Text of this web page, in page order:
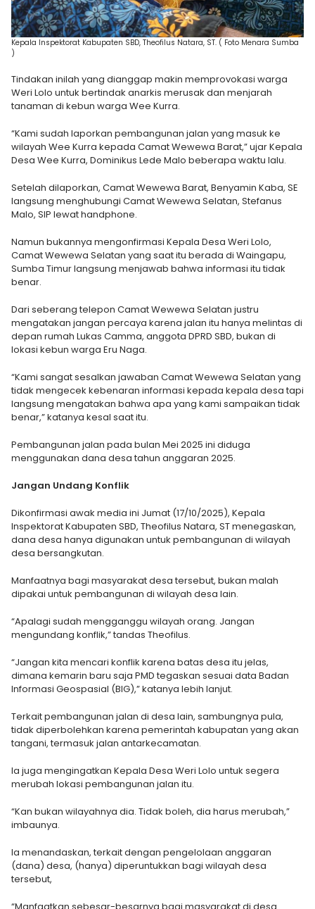
Kepala Inspektorat Kabupaten SBD, Theofilus Natara, ST. ( Foto Menara Sumba
)
Tindakan inilah yang dianggap makin memprovokasi warga
Weri Lolo untuk bertindak anarkis merusak dan menjarah
tanaman di kebun warga Wee Kurra.
“Kami sudah laporkan pembangunan jalan yang masuk ke
wilayah Wee Kurra kepada Camat Wewewa Barat,” ujar Kepala
Desa Wee Kurra, Dominikus Lede Malo beberapa waktu lalu.
Setelah dilaporkan, Camat Wewewa Barat, Benyamin Kaba, SE
langsung menghubungi Camat Wewewa Selatan, Stefanus
Malo, SIP lewat handphone.
Namun bukannya mengonfirmasi Kepala Desa Weri Lolo,
Camat Wewewa Selatan yang saat itu berada di Waingapu,
Sumba Timur langsung menjawab bahwa informasi itu tidak
benar.
Dari seberang telepon Camat Wewewa Selatan justru
mengatakan jangan percaya karena jalan itu hanya melintas di
depan rumah Lukas Camma, anggota DPRD SBD, bukan di
lokasi kebun warga Eru Naga.
“Kami sangat sesalkan jawaban Camat Wewewa Selatan yang
tidak mengecek kebenaran informasi kepada kepala desa tapi
langsung mengatakan bahwa apa yang kami sampaikan tidak
benar,” katanya kesal saat itu.
Pembangunan jalan pada bulan Mei 2025 ini diduga
menggunakan dana desa tahun anggaran 2025.
Jangan Undang Konflik
Dikonfirmasi awak media ini Jumat (17/10/2025), Kepala
Inspektorat Kabupaten SBD, Theofilus Natara, ST menegaskan,
dana desa hanya digunakan untuk pembangunan di wilayah
desa bersangkutan.
Manfaatnya bagi masyarakat desa tersebut, bukan malah
dipakai untuk pembangunan di wilayah desa lain.
“Apalagi sudah mengganggu wilayah orang. Jangan
mengundang konflik,” tandas Theofilus.
“Jangan kita mencari konflik karena batas desa itu jelas,
dimana kemarin baru saja PMD tegaskan sesuai data Badan
Informasi Geospasial (BIG),” katanya lebih lanjut.
Terkait pembangunan jalan di desa lain, sambungnya pula,
tidak diperbolehkan karena pemerintah kabupatan yang akan
tangani, termasuk jalan antarkecamatan.
Ia juga mengingatkan Kepala Desa Weri Lolo untuk segera
merubah lokasi pembangunan jalan itu.
“Kan bukan wilayahnya dia. Tidak boleh, dia harus merubah,”
imbaunya.
Ia menandaskan, terkait dengan pengelolaan anggaran
(dana) desa, (hanya) diperuntukkan bagi wilayah desa
tersebut,